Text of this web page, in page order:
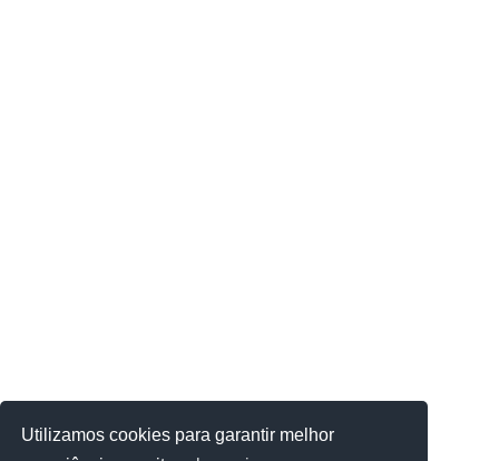
Utilizamos cookies para garantir melhor